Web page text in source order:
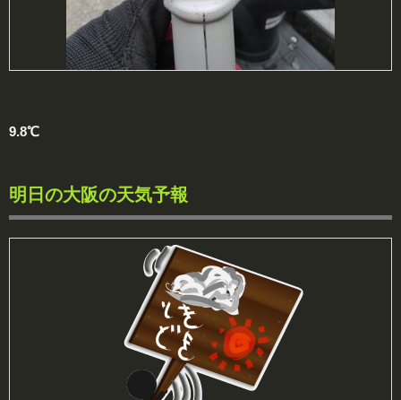
9.8℃
明日の大阪の天気予報